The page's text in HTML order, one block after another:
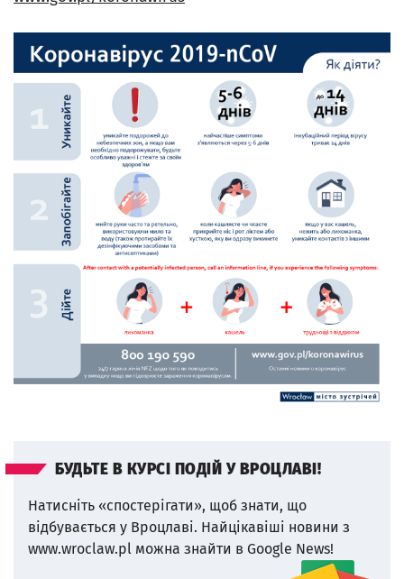
БУДЬТЕ В КУРСІ ПОДІЙ У ВРОЦЛАВІ!
Натисніть «спостерігати», щоб знати, що
відбувається у Вроцлаві. Найцікавіші новини з
www.wroclaw.pl можна знайти в Google News!